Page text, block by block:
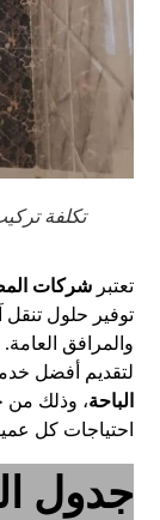
تكلفة
تعتبرشركات
توفير حلول تنقل
والمرافق
لتقديم أفضل
الباحة، وذلك من
احتياجات كل
جدول